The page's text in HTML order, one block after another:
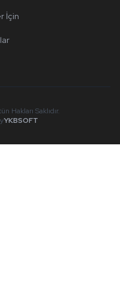
İçin
Hakları Saklıdır.
YKBSOFT